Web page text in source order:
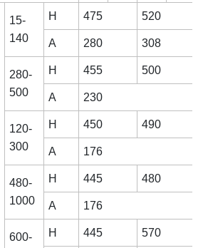
15-
140
H 475 520
A 280 308
280-
500
H 455 500
A 230
120-
300
H 450 490
A 176
480-
1000
H 445 480
A 176
600-
H 445 570